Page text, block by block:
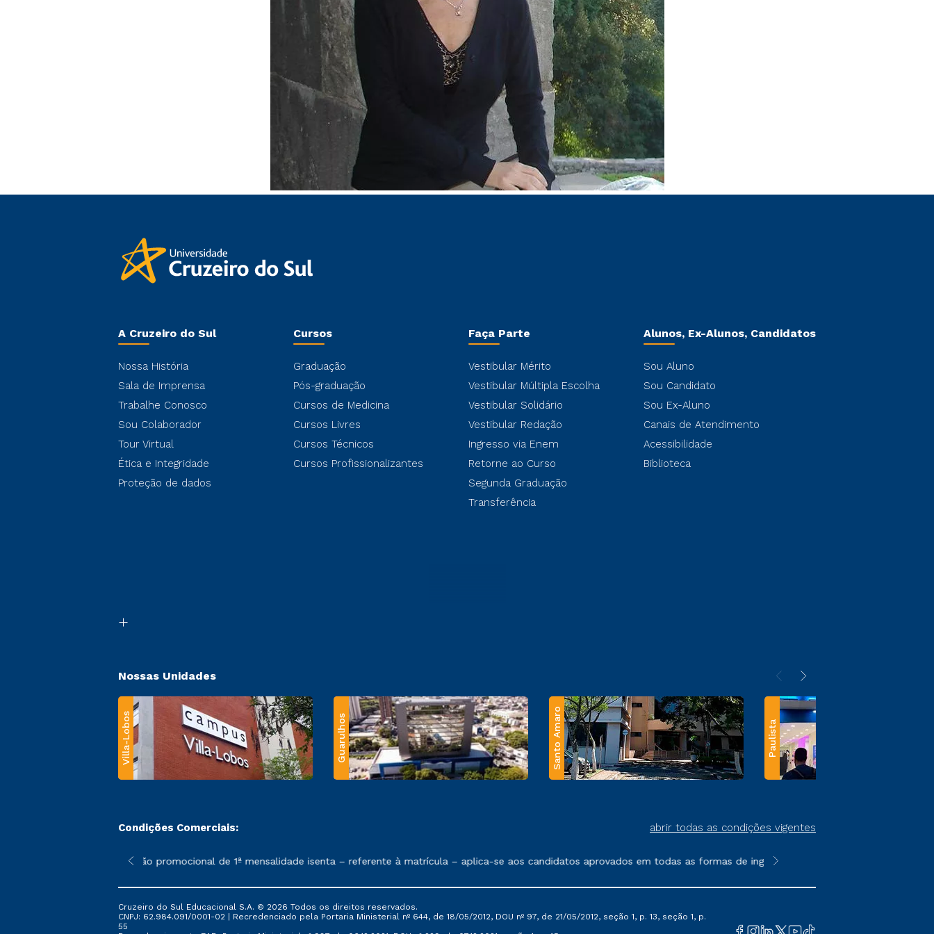
A Cruzeiro do Sul
Nossa História
Sala de Imprensa
Trabalhe Conosco
Sou Colaborador
Tour Virtual
Ética e Integridade
Proteção de dados
Cursos
Graduação
Pós-graduação
Cursos de Medicina
Cursos Livres
Cursos Técnicos
Cursos Profissionalizantes
Faça Parte
Vestibular Mérito
Vestibular Múltipla Escolha
Vestibular Solidário
Vestibular Redação
Ingresso via Enem
Retorne ao Curso
Segunda Graduação
Transferência
Alunos, Ex-Alunos, Candidatos
Sou Aluno
Sou Candidato
Sou Ex-Aluno
Canais de Atendimento
Acessibilidade
Biblioteca
Nossas Unidades
Villa-Lobos Guarulhos Santo Amaro Paulista
Condições Comerciais: abrir todas as condições vigentes
sofrer alterações nos períodos de rematrícula conforme exposto no contrato de prestação de serviços.
*A condição promocional de 1ª mensalidade isenta – referente à matrícula – aplica-se aos candidatos aprovados em todas as formas de ingresso, exceto na prova on-line ou
**Semipresencial e EAD são
Cruzeiro do Sul Educacional S.A. © 2026 Todos os direitos reservados.
CNPJ: 62.984.091/0001-02 | Recredenciado pela Portaria Ministerial nº 644, de 18/05/2012, DOU nº 97, de 21/05/2012, seção 1, p. 13, seção 1, p.
55